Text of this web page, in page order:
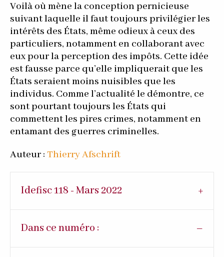
Voilà où mène la conception pernicieuse
suivant laquelle il faut toujours privilégier les
intérêts des États, même odieux à ceux des
particuliers, notamment en collaborant avec
eux pour la perception des impôts. Cette idée
est fausse parce qu’elle impliquerait que les
États seraient moins nuisibles que les
individus. Comme l’actualité le démontre, ce
sont pourtant toujours les États qui
commettent les pires crimes, notamment en
entamant des guerres criminelles.
Auteur : Thierry Afschrift
Idefisc 118 - Mars 2022
Dans ce numéro :